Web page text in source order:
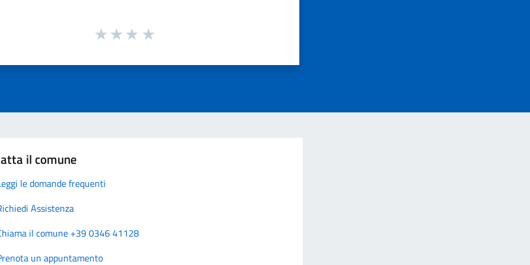
il comune
le domande frequenti
Assistenza
il comune +39 0346 41128
un appuntamento